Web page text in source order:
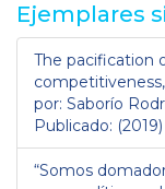
Ejemplares
The pacification
por: Saborío
Publicado: (2019)
“Somos